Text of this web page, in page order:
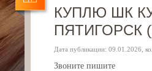
КУПЛЮ ШК
ПЯТИГОРСК
Дата публикации: 09.01.2026,
Звоните пишите